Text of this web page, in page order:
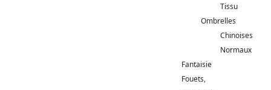
Tissu
Ombrelles
Chinoises
Normaux
Fantaisie
Fouets,